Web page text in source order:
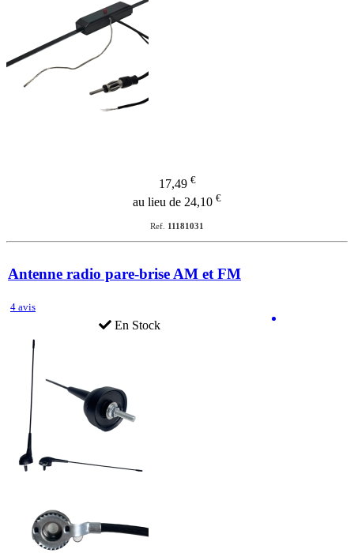
17,49 €
au lieu de 24,10 €
Ref. 11181031
Antenne radio pare-brise AM et FM
4 avis
En Stock